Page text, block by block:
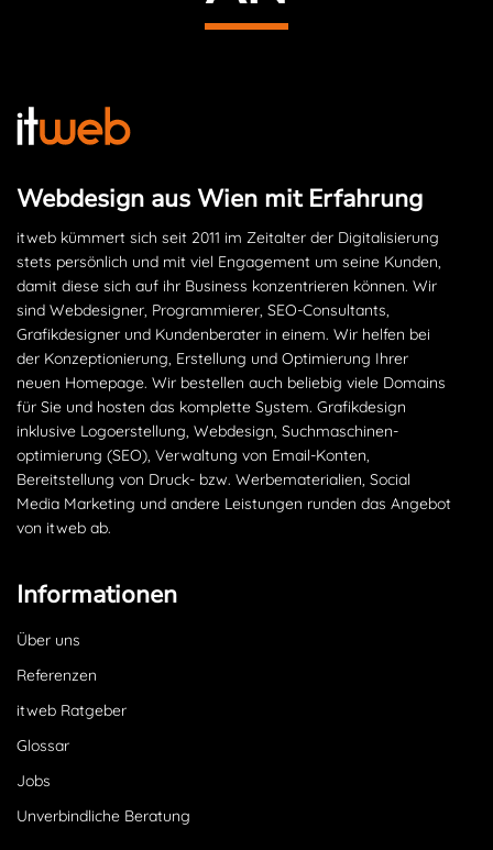
Webdesign aus Wien mit Erfahrung
itweb kümmert sich seit 2011 im Zeitalter der Digitalisierung
stets persönlich und mit viel Engagement um seine Kunden,
damit diese sich auf ihr Business konzentrieren können. Wir
sind Webdesigner, Programmierer, SEO-Consultants,
Grafikdesigner und Kundenberater in einem. Wir helfen bei
der Konzeptionierung, Erstellung und Optimierung Ihrer
neuen Homepage. Wir bestellen auch beliebig viele Domains
für Sie und hosten das komplette System. Grafikdesign
inklusive Logoerstellung, Webdesign, Suchmaschinen­
optimierung (SEO), Verwaltung von Email-Konten,
Bereitstellung von Druck- bzw. Werbematerialien, Social
Media Marketing und andere Leistungen runden das Angebot
von itweb ab.
Informationen
Über uns
Referenzen
itweb Ratgeber
Glossar
Jobs
Unverbindliche Beratung